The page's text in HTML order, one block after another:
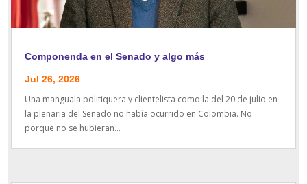
Componenda en el Senado y algo más
Jul 26, 2026
Una manguala politiquera y clientelista como la del 20 de julio en
la plenaria del Senado no había ocurrido en Colombia. No
porque no se hubieran...